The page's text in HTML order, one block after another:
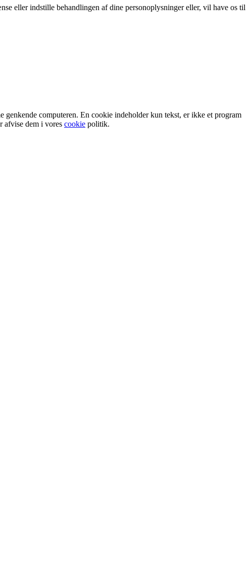
eller indstille behandlingen af dine personoplysninger eller, vil have os til
computeren. En cookie indeholder kun tekst, er ikke et program
afvise dem i vores cookie politik.